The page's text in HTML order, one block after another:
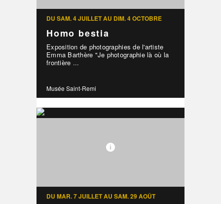
DU SAM. 4 JUILLET AU DIM. 4 OCTOBRE
Homo bestia
Exposition de photographies de l'artiste
Emma Barthère "Je photographie là où la
frontière ...
Musée Saint-Remi
DU MAR. 7 JUILLET AU SAM. 29 AOÛT